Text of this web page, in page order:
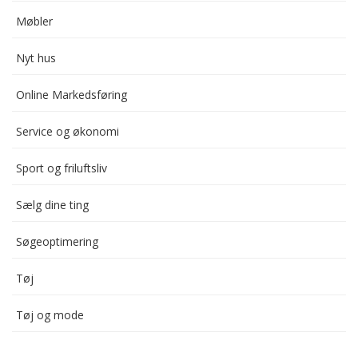
Møbler
Nyt hus
Online Markedsføring
Service og økonomi
Sport og friluftsliv
Sælg dine ting
Søgeoptimering
Tøj
Tøj og mode